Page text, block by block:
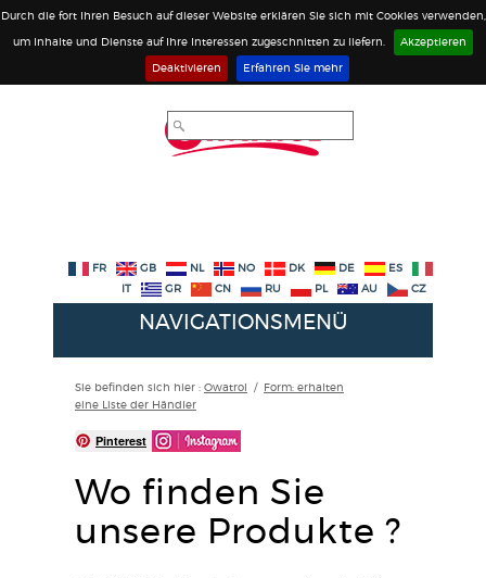
Durch die fort Ihren Besuch auf dieser Website erklären Sie sich mit Cookies verwenden,
um Inhalte und Dienste auf Ihre Interessen zugeschnitten zu liefern. Akzeptieren
Deaktivieren Erfahren Sie mehr
FR GB NL NO DK DE
ES
IT
GR CN RU PL AU CZ
NAVIGATIONSMENÜ
Sie befinden sich hier : Owatrol /
Form: erhalten
eine Liste der Händler
Pinterest
Wo finden Sie
unsere Produkte ?